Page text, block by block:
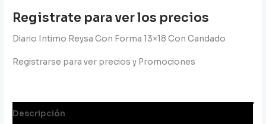
Registrate para ver los precios
Diario Intimo Reysa Con Forma 13×18 Con Candado
Registrarse para ver precios y Promociones
Descripción